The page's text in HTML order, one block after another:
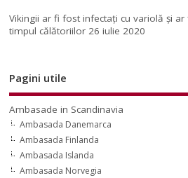
Vikingii ar fi fost infectaţi cu variolă şi
timpul călătoriilor 26 iulie 2020
Pagini utile
Ambasade in Scandinavia
Ambasada Danemarca
Ambasada Finlanda
Ambasada Islanda
Ambasada Norvegia